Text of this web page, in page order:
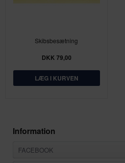
Skibsbesætning
DKK 79,00
Information
FACEBOOK